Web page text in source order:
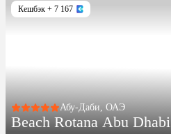
Кешбэк + 7 167
Абу-Даби, ОАЭ
Beach Rotana Abu Dhabi